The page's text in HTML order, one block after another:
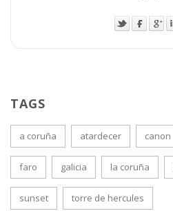
TAGS
a coruña atardecer canon
faro galicia la coruña
sunset torre de hercules